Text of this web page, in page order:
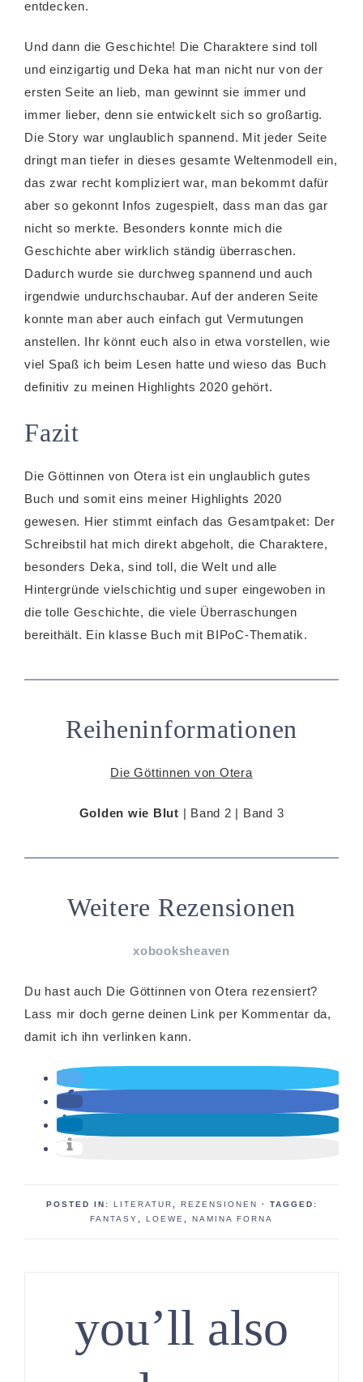
entdecken.
Und dann die Geschichte! Die Charaktere sind toll
und einzigartig und Deka hat man nicht nur von der
ersten Seite an lieb, man gewinnt sie immer und
immer lieber, denn sie entwickelt sich so großartig.
Die Story war unglaublich spannend. Mit jeder Seite
dringt man tiefer in dieses gesamte Weltenmodell ein,
das zwar recht kompliziert war, man bekommt dafür
aber so gekonnt Infos zugespielt, dass man das gar
nicht so merkte. Besonders konnte mich die
Geschichte aber wirklich ständig überraschen.
Dadurch wurde sie durchweg spannend und auch
irgendwie undurchschaubar. Auf der anderen Seite
konnte man aber auch einfach gut Vermutungen
anstellen. Ihr könnt euch also in etwa vorstellen, wie
viel Spaß ich beim Lesen hatte und wieso das Buch
definitiv zu meinen Highlights 2020 gehört.
Fazit
Die Göttinnen von Otera ist ein unglaublich gutes
Buch und somit eins meiner Highlights 2020
gewesen. Hier stimmt einfach das Gesamtpaket: Der
Schreibstil hat mich direkt abgeholt, die Charaktere,
besonders Deka, sind toll, die Welt und alle
Hintergründe vielschichtig und super eingewoben in
die tolle Geschichte, die viele Überraschungen
bereithält. Ein klasse Buch mit BIPoC-Thematik.
Reiheninformationen
Die Göttinnen von Otera
Golden wie Blut | Band 2 | Band 3
Weitere Rezensionen
xobooksheaven
Du hast auch Die Göttinnen von Otera rezensiert?
Lass mir doch gerne deinen Link per Kommentar da,
damit ich ihn verlinken kann.
POSTED IN: LITERATUR REZENSIONEN
· TAGGED:
FANTASY
LOEWE NAMINA FORNA
you’ll also